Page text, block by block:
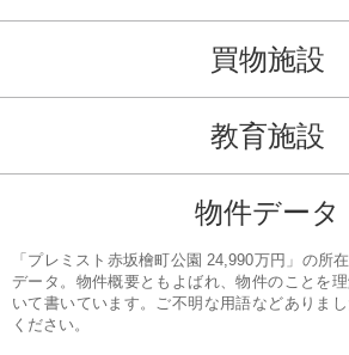
買物施設
教育施設
物件データ
「プレミスト赤坂檜町公園 24,990万円」の所
データ。物件概要ともよばれ、物件のことを
いて書いています。ご不明な用語などありま
ください。